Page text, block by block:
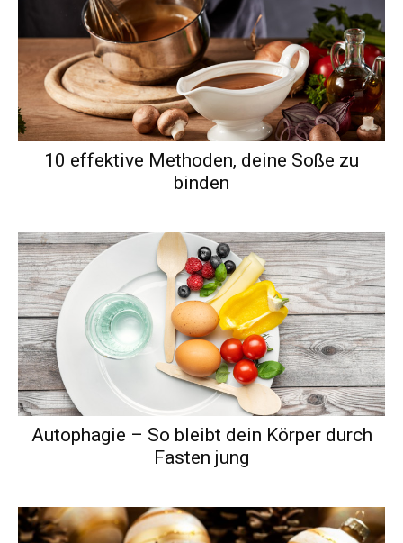
10 effektive Methoden, deine Soße zu
binden
Autophagie – So bleibt dein Körper durch
Fasten jung